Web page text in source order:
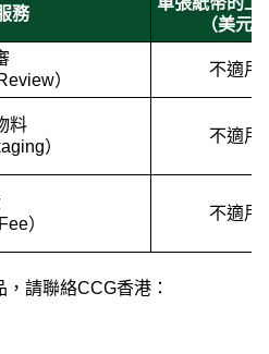
務
（美元）
）
不適用
料
）
不適用
）
不適用
請聯絡CCG香港：